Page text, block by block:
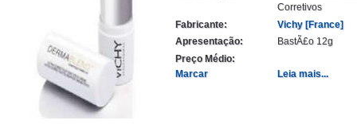
Corretivos
Fabricante:
Vichy [France]
Apresentação:
BastÃ£o 12g
Preço Médio:
Marcar
Leia mais...